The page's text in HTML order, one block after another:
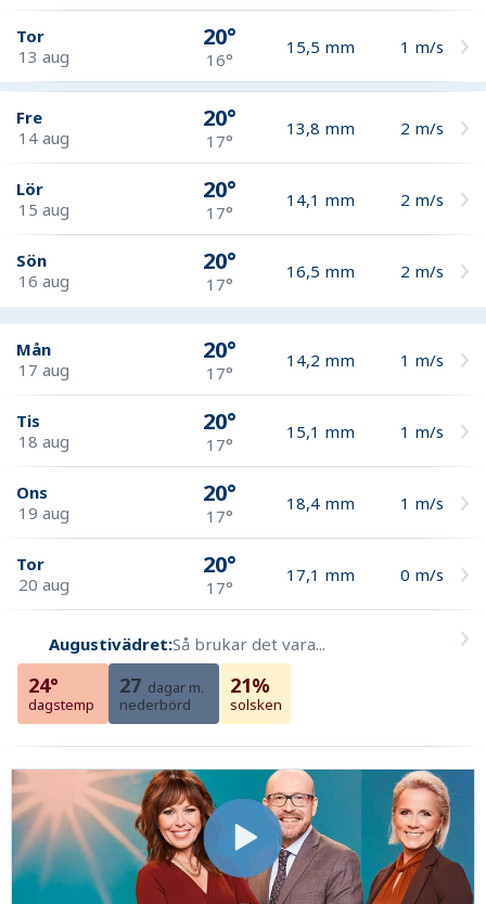
Tor
13 aug
20°
16°
15,5 mm 1 m/s
Fre
14 aug
20°
17°
13,8 mm 2 m/s
Lör
15 aug
20°
17°
14,1 mm 2 m/s
Sön
16 aug
20°
17°
16,5 mm 2 m/s
Mån
17 aug
20°
17°
14,2 mm 1 m/s
Tis
18 aug
20°
17°
15,1 mm 1 m/s
Ons
19 aug
20°
17°
18,4 mm 1 m/s
Tor
20 aug
20°
17°
17,1 mm 0 m/s
Augustivädret:Så brukar det vara...
24°
dagstemp
27 dagar m.
nederbörd
21%
solsken